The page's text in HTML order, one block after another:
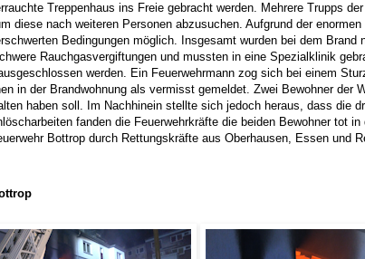
Treppenhaus ins Freie gebracht werden. Mehrere Trupps
diese nach weiteren Personen abzusuchen. Aufgrund der
Bedingungen möglich. Insgesamt wurden bei dem Brand
Rauchgasvergiftungen und mussten in eine Spezialklinik
werden. Ein Feuerwehrmann zog sich bei einem
in der Brandwohnung als vermisst gemeldet. Zwei Bewohner der
haben soll. Im Nachhinein stellte sich jedoch heraus, dass die
fanden die Feuerwehrkräfte die beiden Bewohner tot in
Bottrop durch Rettungskräfte aus Oberhausen, Essen und